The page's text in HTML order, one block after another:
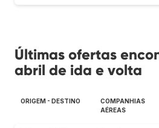
Últimas ofertas
abril de ida e volta
ORIGEM - DESTINO
COMPANHIAS
AÉREAS